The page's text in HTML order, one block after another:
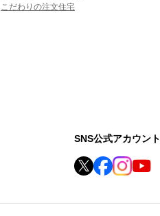
こだわりの注文住宅
SNS公式アカウント